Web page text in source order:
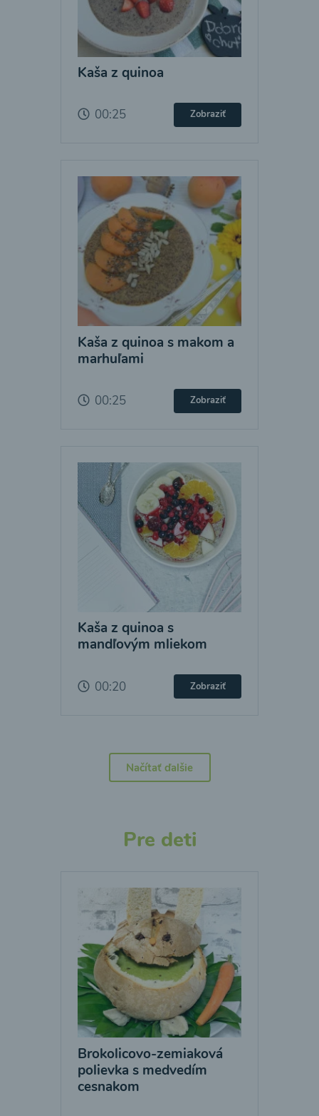
Kaša z quinoa
00:25 Zobraziť
Kaša z quinoa s makom a
marhuľami
00:25 Zobraziť
Kaša z quinoa s
mandľovým mliekom
00:20 Zobraziť
Načítať ďalšie
Pre deti
Brokolicovo-zemiaková
polievka s medvedím
cesnakom